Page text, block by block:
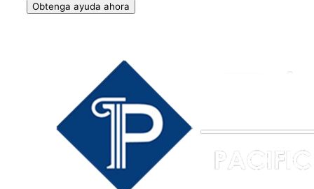
Obtenga ayuda ahora